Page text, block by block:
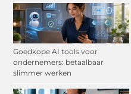
Goedkope AI tools voor
ondernemers: betaalbaar
slimmer werken